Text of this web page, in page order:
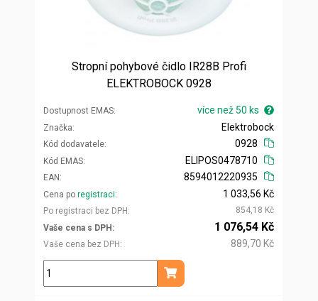
Stropní pohybové čidlo IR28B Profi
ELEKTROBOCK 0928
Dostupnost EMAS více než 50 ks
Značka
Kód dodavatele
Elektrobock
0928
Kód EMAS
EAN
ELIPOS0478710
8594012220935
Cena po registraci
Po registraci bez DPH
1 033,56 Kč
854,18 Kč
Vaše cena s DPH
Vaše cena bez DPH
1 076,54 Kč
889,70 Kč
ks
Přidat do košíku